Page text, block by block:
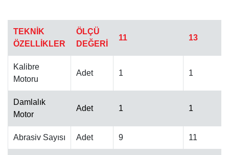
OTOMATIK CILA MAKINESI
TEKNİK
ÖZELLİKLER
ÖLÇÜ
DEĞERİ
11 13
Kalibre
Motoru
Adet 1 1
Damlalık
Motor
Adet 1 1
Abrasiv Sayısı Adet 9 11